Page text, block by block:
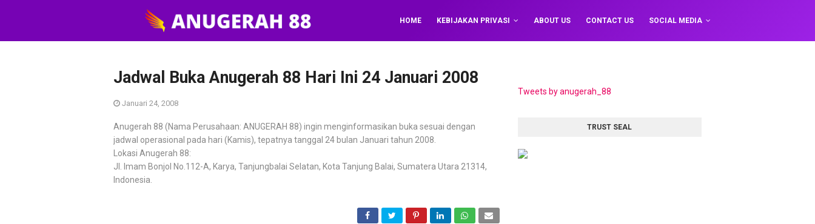
HOME KEBIJAKAN PRIVASI ABOUT US CONTACT US SOCIAL MEDIA
Jadwal Buka Anugerah 88 Hari Ini 24 Januari 2008
Januari 24, 2008
Anugerah 88 (Nama Perusahaan: ANUGERAH 88) ingin menginformasikan buka sesuai dengan
jadwal operasional pada hari (Kamis), tepatnya tanggal 24 bulan Januari tahun 2008.
Lokasi Anugerah 88:
Jl. Imam Bonjol No.112-A, Karya, Tanjungbalai Selatan, Kota Tanjung Balai, Sumatera Utara 21314,
Indonesia.
Tweets by anugerah_88
TRUST SEAL